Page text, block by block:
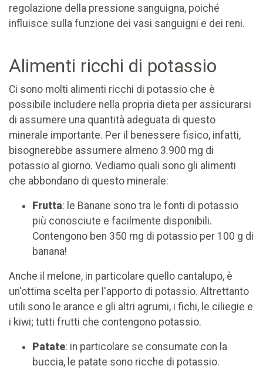
regolazione della pressione sanguigna, poiché
influisce sulla funzione dei vasi sanguigni e dei reni.
Alimenti ricchi di potassio
Ci sono molti alimenti ricchi di potassio che è
possibile includere nella propria dieta per assicurarsi
di assumere una quantità adeguata di questo
minerale importante. Per il benessere fisico, infatti,
bisognerebbe assumere almeno 3.900 mg di
potassio al giorno. Vediamo quali sono gli alimenti
che abbondano di questo minerale:
Frutta: le Banane sono tra le fonti di potassio
più conosciute e facilmente disponibili.
Contengono ben 350 mg di potassio per 100 g di
banana!
Anche il melone, in particolare quello cantalupo, è
un'ottima scelta per l'apporto di potassio. Altrettanto
utili sono le arance e gli altri agrumi, i fichi, le ciliegie e
i kiwi; tutti frutti che contengono potassio.
Patate: in particolare se consumate con la
buccia, le patate sono ricche di potassio.